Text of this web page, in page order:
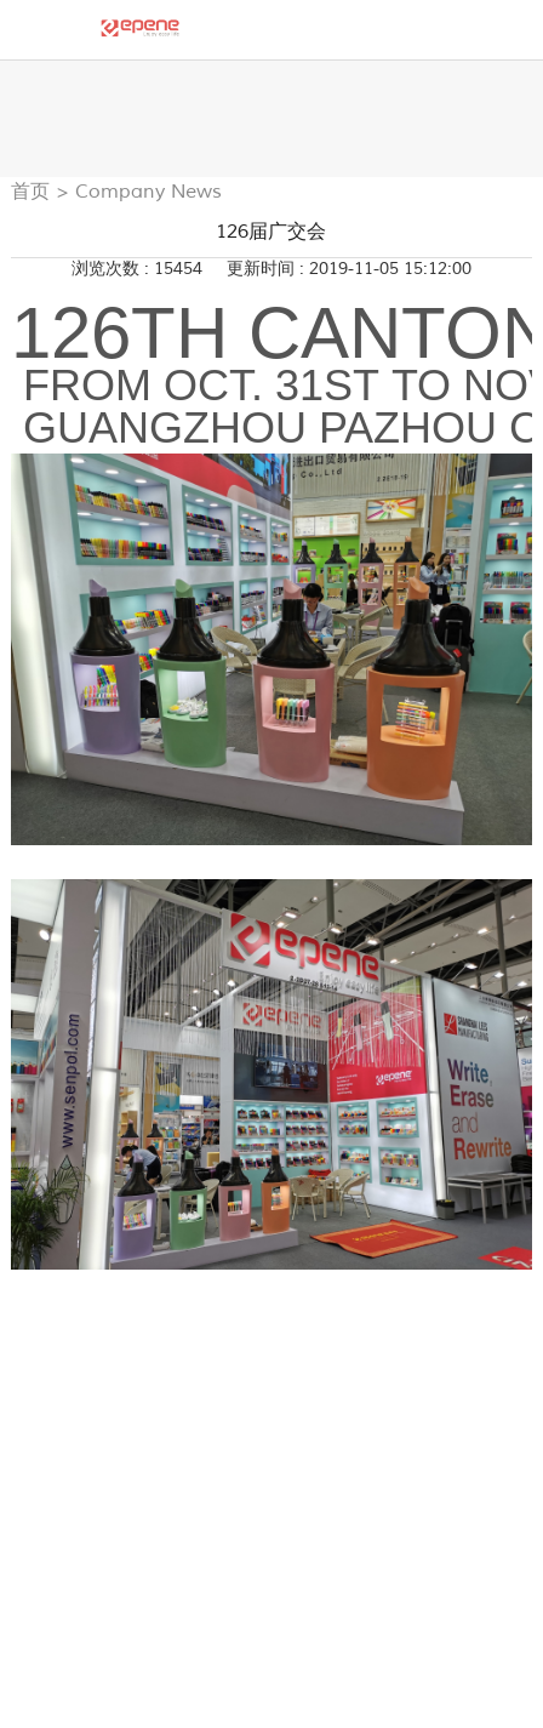
首页> Company News
126届广交会
浏览次数 : 15454 更新时间 : 2019-11-05 15:12:00
126TH
FROM OCT. 31ST TO
GUANGZHOU PAZHOU